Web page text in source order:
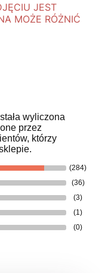
JEST
MOŻE RÓŻNIĆ
wyliczona
przez
którzy
(284)
(36)
(3)
(1)
(0)